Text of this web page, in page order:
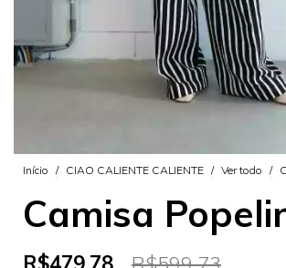
Início / CIAO CALIENTE CALIENTE / Ver todo /
Camisa